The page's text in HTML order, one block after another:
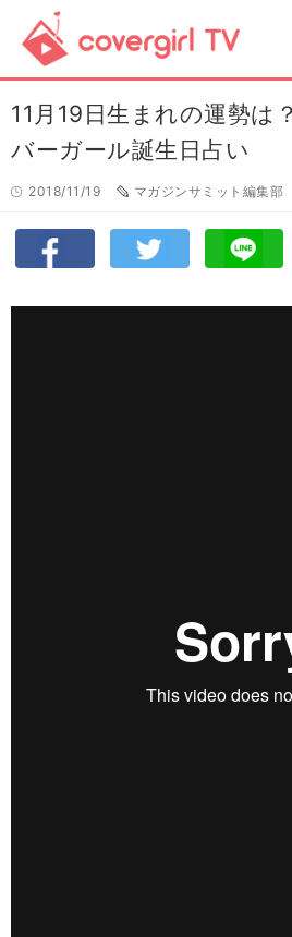
11月19日生まれの運勢は
バーガール誕生日占い
2018/11/19 マガジンサミット編集部